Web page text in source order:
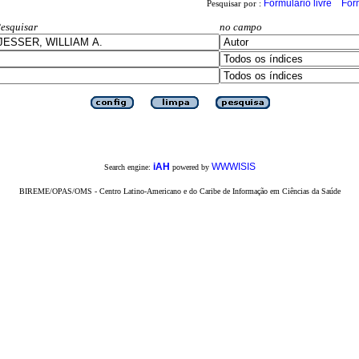
Pesquisar por : Formulário livre
no campo
Search engine: iAH powered by WWWISIS
BIREME/OPAS/OMS - Centro Latino-Americano e do Caribe de Informação em Ciências da Saúde